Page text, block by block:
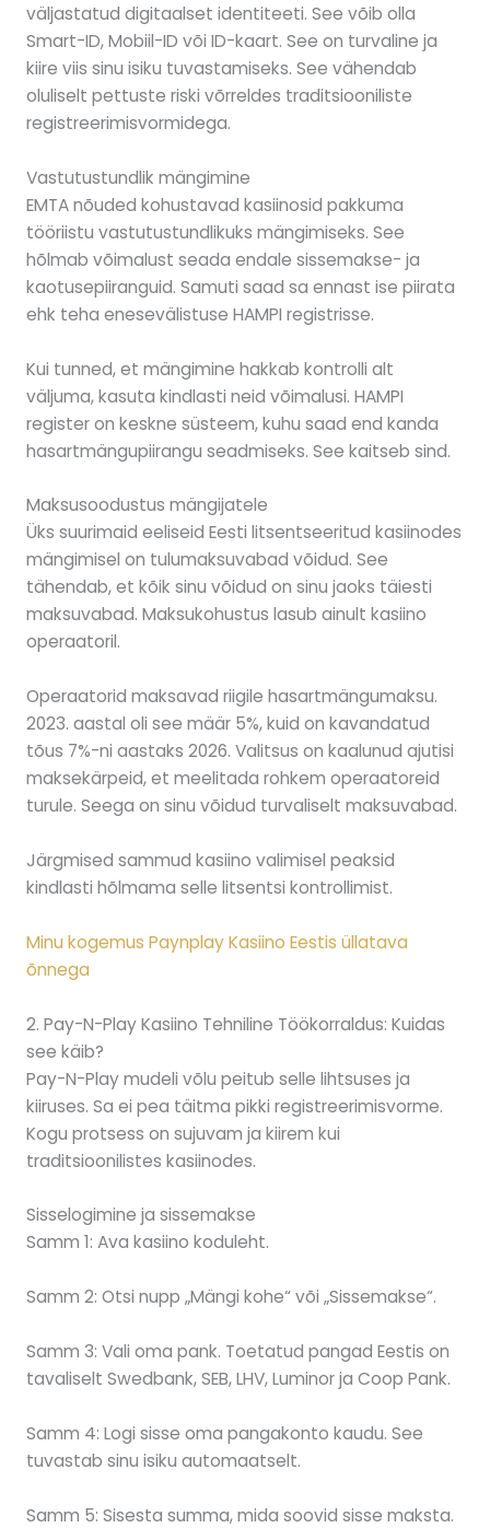
väljastatud digitaalset identiteeti. See võib olla
Smart-ID, Mobiil-ID või ID-kaart. See on turvaline ja
kiire viis sinu isiku tuvastamiseks. See vähendab
oluliselt pettuste riski võrreldes traditsiooniliste
registreerimisvormidega.
Vastutustundlik mängimine
EMTA nõuded kohustavad kasiinosid pakkuma
tööriistu vastutustundlikuks mängimiseks. See
hõlmab võimalust seada endale sissemakse- ja
kaotusepiiranguid. Samuti saad sa ennast ise piirata
ehk teha enesevälistuse HAMPI registrisse.
Kui tunned, et mängimine hakkab kontrolli alt
väljuma, kasuta kindlasti neid võimalusi. HAMPI
register on keskne süsteem, kuhu saad end kanda
hasartmängupiirangu seadmiseks. See kaitseb sind.
Maksusoodustus mängijatele
Üks suurimaid eeliseid Eesti litsentseeritud kasiinodes
mängimisel on tulumaksuvabad võidud. See
tähendab, et kõik sinu võidud on sinu jaoks täiesti
maksuvabad. Maksukohustus lasub ainult kasiino
operaatoril.
Operaatorid maksavad riigile hasartmängumaksu.
2023. aastal oli see määr 5%, kuid on kavandatud
tõus 7%-ni aastaks 2026. Valitsus on kaalunud ajutisi
maksekärpeid, et meelitada rohkem operaatoreid
turule. Seega on sinu võidud turvaliselt maksuvabad.
Järgmised sammud kasiino valimisel peaksid
kindlasti hõlmama selle litsentsi kontrollimist.
Minu kogemus Paynplay Kasiino Eestis üllatava
õnnega
2. Pay-N-Play Kasiino Tehniline Töökorraldus: Kuidas
see käib?
Pay-N-Play mudeli võlu peitub selle lihtsuses ja
kiiruses. Sa ei pea täitma pikki registreerimisvorme.
Kogu protsess on sujuvam ja kiirem kui
traditsioonilistes kasiinodes.
Sisselogimine ja sissemakse
Samm 1: Ava kasiino koduleht.
Samm 2: Otsi nupp „Mängi kohe“ või „Sissemakse“.
Samm 3: Vali oma pank. Toetatud pangad Eestis on
tavaliselt Swedbank, SEB, LHV, Luminor ja Coop Pank.
Samm 4: Logi sisse oma pangakonto kaudu. See
tuvastab sinu isiku automaatselt.
Samm 5: Sisesta summa, mida soovid sisse maksta.